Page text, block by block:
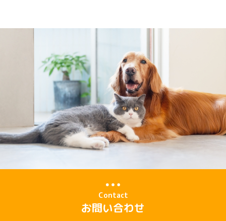
Contact
お問い合わせ